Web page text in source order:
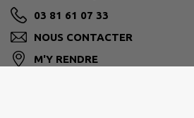
03 81 61 07 33
NOUS CONTACTER
M'Y RENDRE